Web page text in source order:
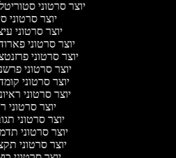
יוצר סרטוני
יוצר סרטוני
יוצר סרטוני
יוצר סרטוני
יוצר סרטוני
יוצר סרטוני
יוצר סרטוני
יוצר סרטוני
יוצר סרטוני
יוצר סרטוני
יוצר סרטוני
יוצר סרטוני